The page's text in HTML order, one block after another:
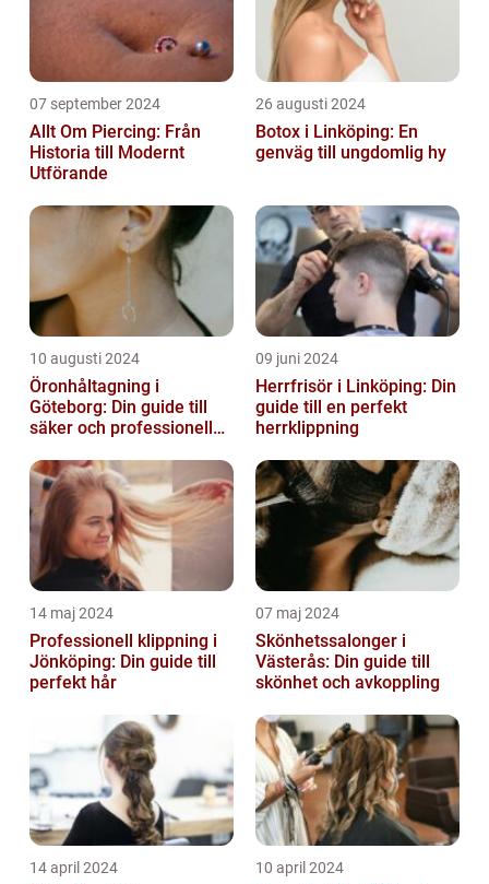
07 september 2024
Allt Om Piercing: Från
Historia till Modernt
Utförande
26 augusti 2024
Botox i Linköping: En
genväg till ungdomlig hy
10 augusti 2024
Öronhåltagning i
Göteborg: Din guide till
säker och professionell
09 juni 2024
Herrfrisör i Linköping: Din
guide till en perfekt
herrklippning
14 maj 2024
Professionell klippning i
Jönköping: Din guide till
perfekt hår
07 maj 2024
Skönhetssalonger i
Västerås: Din guide till
skönhet och avkoppling
14 april 2024 10 april 2024